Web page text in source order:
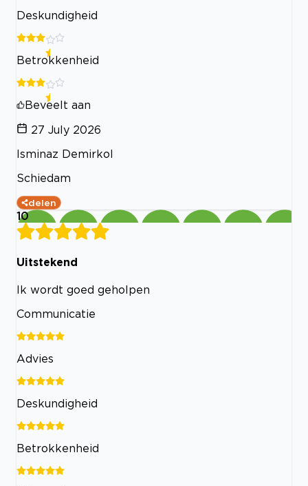
Deskundigheid
Betrokkenheid
Beveelt aan
27 July 2026
Isminaz Demirkol
Schiedam
delen
10
Uitstekend
Ik wordt goed geholpen
Communicatie
Advies
Deskundigheid
Betrokkenheid